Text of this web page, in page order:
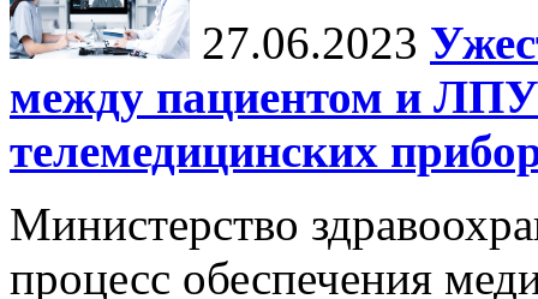
27.06.2023
между пациентом и
телемедицинских
Министерство
процесс обеспечения